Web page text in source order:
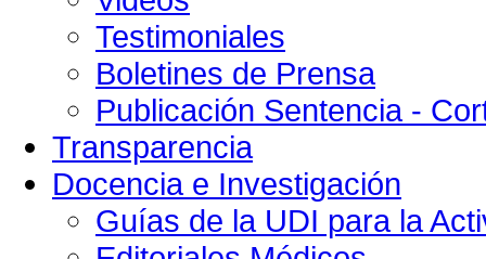
Testimoniales
Boletines de Prensa
Publicación Sentencia -
Transparencia
Docencia e Investigación
Guías de la UDI para la